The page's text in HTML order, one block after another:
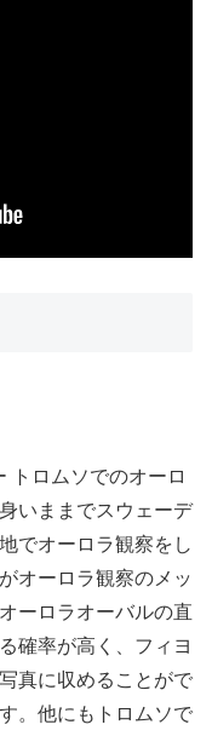
トロムソでのオーロ
いままでスウェーデ
でオーロラ観察をし
オーロラ観察のメッ
ーロラオーバルの直
確率が高く、フィヨ
真に収めることがで
。他にもトロムソで